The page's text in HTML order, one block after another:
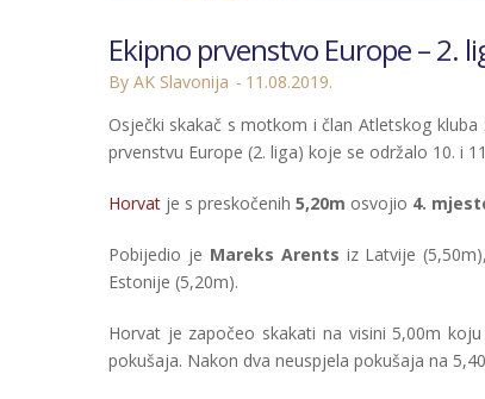
Ekipno prvenstvo Europe – 2.
By AK Slavonija
11.08.2019.
Osječki skakač s motkom i član Atletskog
prvenstvu Europe (2. liga) koje se održalo 10. i
Horvat je s preskočenih 5,20m osvojio 4.
Pobijedio je Mareks Arents iz Latvije
Estonije (5,20m).
Horvat je započeo skakati na visini 5,00m
pokušaja. Nakon dva neuspjela pokušaja na